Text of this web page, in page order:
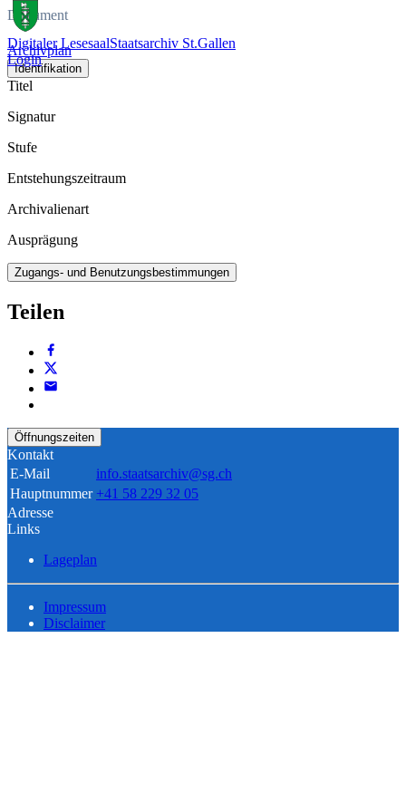
Digitaler LesesaalStaatsarchiv St.Gallen
Login
Dokument
Archivplan
Identifikation
Titel
Signatur
Stufe
Entstehungszeitraum
Archivalienart
Ausprägung
Zugangs- und Benutzungsbestimmungen
Teilen
Öffnungszeiten
Kontakt
E-Mail
info.staatsarchiv@sg.ch
Hauptnummer +41 58 229 32 05
Adresse
Links
Lageplan
Impressum
Disclaimer